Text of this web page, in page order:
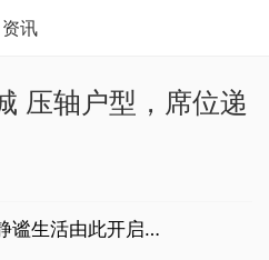
资讯
压轴户型，席位递
谧生活由此开启…